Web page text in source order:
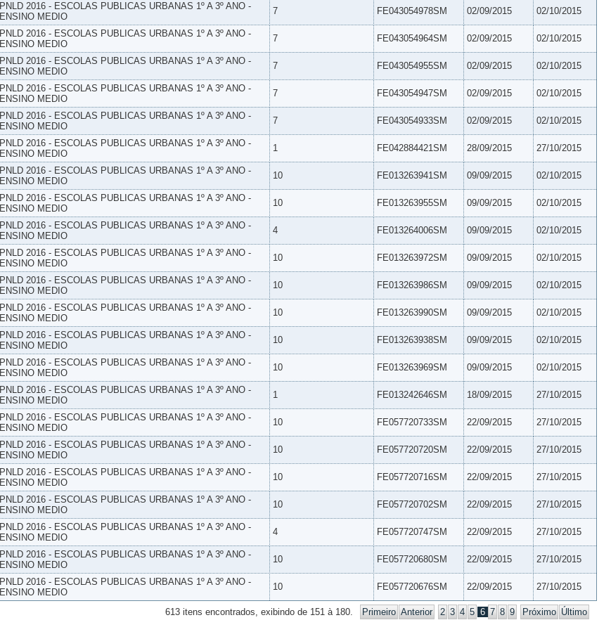
PNLD 2016 - ESCOLAS PUBLICAS URBANAS 1º A 3º ANO -
ENSINO MEDIO
7 FE043054978SM 02/09/2015 02/10/2015
PNLD 2016 - ESCOLAS PUBLICAS URBANAS 1º A 3º ANO -
ENSINO MEDIO
7 FE043054964SM 02/09/2015 02/10/2015
PNLD 2016 - ESCOLAS PUBLICAS URBANAS 1º A 3º ANO -
ENSINO MEDIO
7 FE043054955SM 02/09/2015 02/10/2015
PNLD 2016 - ESCOLAS PUBLICAS URBANAS 1º A 3º ANO -
ENSINO MEDIO
7 FE043054947SM 02/09/2015 02/10/2015
PNLD 2016 - ESCOLAS PUBLICAS URBANAS 1º A 3º ANO -
ENSINO MEDIO
7 FE043054933SM 02/09/2015 02/10/2015
PNLD 2016 - ESCOLAS PUBLICAS URBANAS 1º A 3º ANO -
ENSINO MEDIO
1 FE042884421SM 28/09/2015 27/10/2015
PNLD 2016 - ESCOLAS PUBLICAS URBANAS 1º A 3º ANO -
ENSINO MEDIO
10 FE013263941SM 09/09/2015 02/10/2015
PNLD 2016 - ESCOLAS PUBLICAS URBANAS 1º A 3º ANO -
ENSINO MEDIO
10 FE013263955SM 09/09/2015 02/10/2015
PNLD 2016 - ESCOLAS PUBLICAS URBANAS 1º A 3º ANO -
ENSINO MEDIO
4 FE013264006SM 09/09/2015 02/10/2015
PNLD 2016 - ESCOLAS PUBLICAS URBANAS 1º A 3º ANO -
ENSINO MEDIO
10 FE013263972SM 09/09/2015 02/10/2015
PNLD 2016 - ESCOLAS PUBLICAS URBANAS 1º A 3º ANO -
ENSINO MEDIO
10 FE013263986SM 09/09/2015 02/10/2015
PNLD 2016 - ESCOLAS PUBLICAS URBANAS 1º A 3º ANO -
ENSINO MEDIO
10 FE013263990SM 09/09/2015 02/10/2015
PNLD 2016 - ESCOLAS PUBLICAS URBANAS 1º A 3º ANO -
ENSINO MEDIO
10 FE013263938SM 09/09/2015 02/10/2015
PNLD 2016 - ESCOLAS PUBLICAS URBANAS 1º A 3º ANO -
ENSINO MEDIO
10 FE013263969SM 09/09/2015 02/10/2015
PNLD 2016 - ESCOLAS PUBLICAS URBANAS 1º A 3º ANO -
ENSINO MEDIO
1 FE013242646SM 18/09/2015 27/10/2015
PNLD 2016 - ESCOLAS PUBLICAS URBANAS 1º A 3º ANO -
ENSINO MEDIO
10 FE057720733SM 22/09/2015 27/10/2015
PNLD 2016 - ESCOLAS PUBLICAS URBANAS 1º A 3º ANO -
ENSINO MEDIO
10 FE057720720SM 22/09/2015 27/10/2015
PNLD 2016 - ESCOLAS PUBLICAS URBANAS 1º A 3º ANO -
ENSINO MEDIO
10 FE057720716SM 22/09/2015 27/10/2015
PNLD 2016 - ESCOLAS PUBLICAS URBANAS 1º A 3º ANO -
ENSINO MEDIO
10 FE057720702SM 22/09/2015 27/10/2015
PNLD 2016 - ESCOLAS PUBLICAS URBANAS 1º A 3º ANO -
ENSINO MEDIO
4 FE057720747SM 22/09/2015 27/10/2015
PNLD 2016 - ESCOLAS PUBLICAS URBANAS 1º A 3º ANO -
ENSINO MEDIO
10 FE057720680SM 22/09/2015 27/10/2015
PNLD 2016 - ESCOLAS PUBLICAS URBANAS 1º A 3º ANO -
ENSINO MEDIO
10 FE057720676SM 22/09/2015 27/10/2015
613 itens encontrados, exibindo de 151 à 180. Primeiro Anterior 2 3 4 5 6 7 8 9 Próximo Último